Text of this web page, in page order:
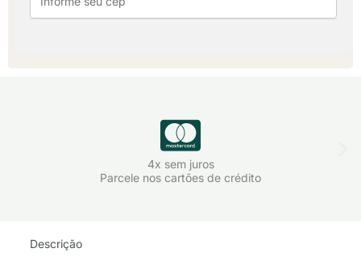
quantidade
4x sem juros
Parcele nos cartões de crédito
Descrição